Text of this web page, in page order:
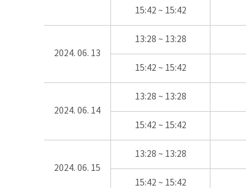
15:42 ~ 15:42
2024. 06. 13
13:28 ~ 13:28
15:42 ~ 15:42
2024. 06. 14
13:28 ~ 13:28
15:42 ~ 15:42
2024. 06. 15
13:28 ~ 13:28
15:42 ~ 15:42